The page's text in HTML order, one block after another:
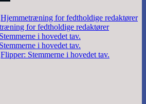
Hjemmetræning for fedtholdige redaktører
for fedtholdige redaktører
i hovedet tav.
i hovedet tav.
Flipper: Stemmerne i hovedet tav.